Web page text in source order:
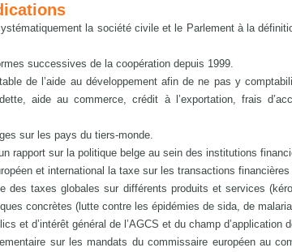
la société civile et le Parlement à la
successives de la coopération depuis 1999.
de l’aide au développement afin de ne pas y
aide au commerce, crédit à l’exportation, frais
sur les pays du tiers-monde.
rapport sur la politique belge au sein des institutions
et international la taxe sur les transactions
des taxes globales sur différents produits et services
concrètes (lutte contre les épidémies de sida, de
et d’intérêt général de l’AGCS et du champ d’application
sur les mandats du commissaire européen au